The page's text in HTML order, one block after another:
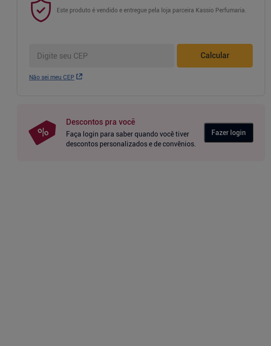
Este produto é vendido e entregue pela loja parceira Kassio Perfumaria.
Não sei meu CEP
Calcular
Descontos pra você
Faça login para saber quando você tiver
descontos personalizados e de convênios.
Fazer login